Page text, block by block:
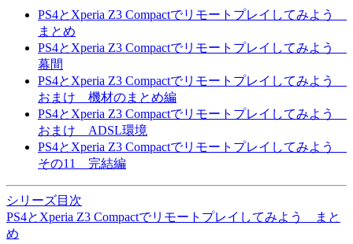
PS4とXperia Z3 Compactでリモートプレイしてみよう
まとめ
PS4とXperia Z3 Compactでリモートプレイしてみよう
幕間
PS4とXperia Z3 Compactでリモートプレイしてみよう
おまけ 機材のまとめ編
PS4とXperia Z3 Compactでリモートプレイしてみよう
おまけ ADSL環境
PS4とXperia Z3 Compactでリモートプレイしてみよう
その11 完結編
シリーズ目次
PS4とXperia Z3 Compactでリモートプレイしてみよう まと
め